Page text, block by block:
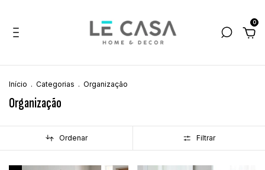
0
Início . Categorias . Organização
Organização
Ordenar Filtrar